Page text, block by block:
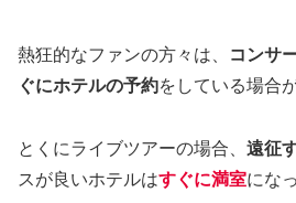
熱狂的なファンの方々は、 コンサ
ぐにホテルの予約をしている場合
とくにライブツアーの場合、 遠征
スが良いホテルはすぐに満室にな